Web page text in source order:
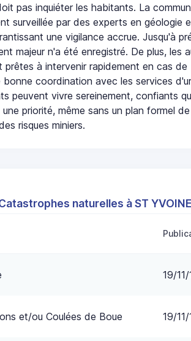
pas inquiéter les habitants. La
surveillée par des experts en géologie
une vigilance accrue. Jusqu'à
majeur n'a été enregistré. De plus, les
prêtes à intervenir rapidement en cas de
bonne coordination avec les services
peuvent vivre sereinement, confiants
priorité, même sans un plan formel de
risques miniers.
naturelles à ST YVOINE
19/
et/ou Coulées de Boue 19/